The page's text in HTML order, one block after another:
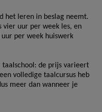
het leren in beslag neemt.
vier uur per week les, en
per week huiswerk
taalschool: de prijs varieert
volledige taalcursus heb
meer dan wanneer je